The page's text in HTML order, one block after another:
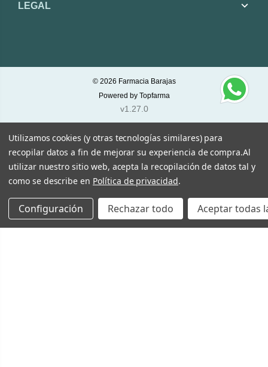
LEGAL
© 2026 Farmacia Barajas
Powered by Topfarma
v1.27.0
Utilizamos cookies (y otras tecnologías similares) para
recopilar datos a fin de mejorar su experiencia de compra.Al
utilizar nuestro sitio web, acepta la recopilación de datos tal y
como se describe en Política de privacidad.
Configuración Rechazar todo Aceptar todas